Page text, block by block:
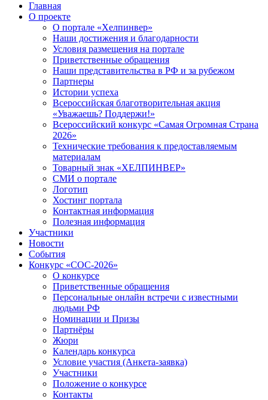
Главная
О проекте
О портале «Хелпинвер»
Наши достижения и благодарности
Условия размещения на портале
Приветственные обращения
Наши представительства в РФ и за рубежом
Партнеры
Истории успеха
Всероссийская благотворительная акция
«Уважаешь? Поддержи!»
Всероссийский конкурс «Самая Огромная Страна
2026»
Технические требования к предоставляемым
материалам
Товарный знак «ХЕЛПИНВЕР»
СМИ о портале
Логотип
Хостинг портала
Контактная информация
Полезная информация
Участники
Новости
События
Конкурс «СОС-2026»
О конкурсе
Приветственные обращения
Персональные онлайн встречи с известными
людьми РФ
Номинации и Призы
Партнёры
Жюри
Календарь конкурса
Условие участия (Анкета-заявка)
Участники
Положение о конкурсе
Контакты